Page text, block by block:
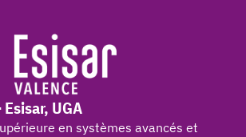
UGA
en systèmes avancés et